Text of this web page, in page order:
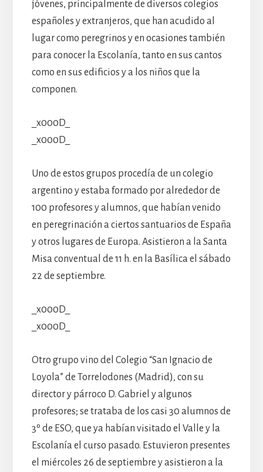
jóvenes, principalmente de diversos colegios
españoles y extranjeros, que han acudido al
lugar como peregrinos y en ocasiones también
para conocer la Escolanía, tanto en sus cantos
como en sus edificios y a los niños que la
componen.
_x000D_
_x000D_
Uno de estos grupos procedía de un colegio
argentino y estaba formado por alrededor de
100 profesores y alumnos, que habían venido
en peregrinación a ciertos santuarios de España
y otros lugares de Europa. Asistieron a la Santa
Misa conventual de 11 h. en la Basílica el sábado
22 de septiembre.
_x000D_
_x000D_
Otro grupo vino del Colegio “San Ignacio de
Loyola” de Torrelodones (Madrid), con su
director y párroco D. Gabriel y algunos
profesores; se trataba de los casi 30 alumnos de
3º de ESO, que ya habían visitado el Valle y la
Escolanía el curso pasado. Estuvieron presentes
el miércoles 26 de septiembre y asistieron a la